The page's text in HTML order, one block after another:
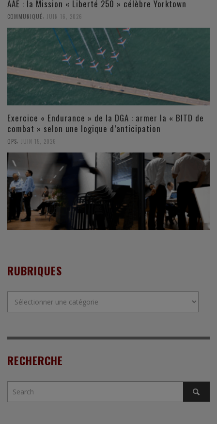
AAE : la Mission « Liberté 250 » célèbre Yorktown
COMMUNIQUÉ JUIN 16, 2026
Exercice « Endurance » de la DGA : armer la « BITD de
combat » selon une logique d’anticipation
OPS JUIN 15, 2026
RUBRIQUES
RECHERCHE